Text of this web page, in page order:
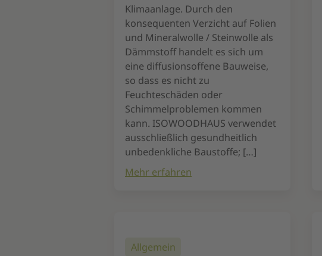
Klimaanlage. Durch den
konsequenten Verzicht auf Folien
und Mineralwolle / Steinwolle als
Dämmstoff handelt es sich um
eine diffusionsoffene Bauweise,
so dass es nicht zu
Feuchteschäden oder
Schimmelproblemen kommen
kann. ISOWOODHAUS verwendet
ausschließlich gesundheitlich
unbedenkliche Baustoffe; […]
Mehr erfahren
Allgemein